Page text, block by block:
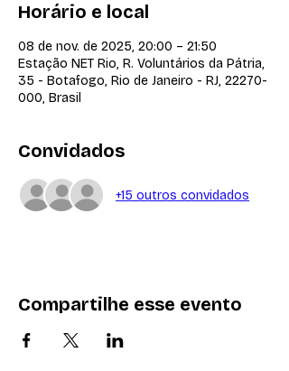
Horário e local
08 de nov. de 2025, 20:00 – 21:50
Estação NET Rio, R. Voluntários da Pátria,
35 - Botafogo, Rio de Janeiro - RJ, 22270-
000, Brasil
Convidados
+15 outros convidados
Compartilhe esse evento